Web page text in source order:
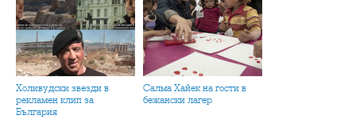
Холивудски звезди в
рекламен клип за
България
Салма Хайек на гости в
бежански лагер